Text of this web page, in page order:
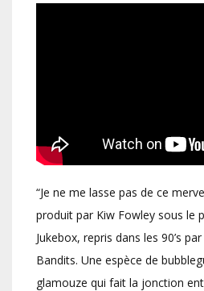
“Je ne me lasse pas de ce
produit par Kiw Fowley sous le
Jukebox, repris dans les 90’s
Bandits. Une espèce de
glamouze qui fait la jonction